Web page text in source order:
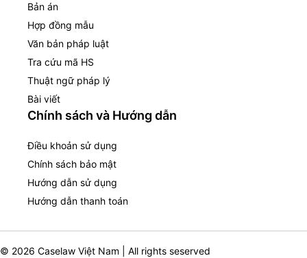
Bản án
Hợp đồng mẫu
Văn bản pháp luật
Tra cứu mã HS
Thuật ngữ pháp lý
Bài viết
Chính sách và Hướng dẫn
Điều khoản sử dụng
Chính sách bảo mật
Hướng dẫn sử dụng
Hướng dẫn thanh toán
© 2026 Caselaw Việt Nam | All rights seserved